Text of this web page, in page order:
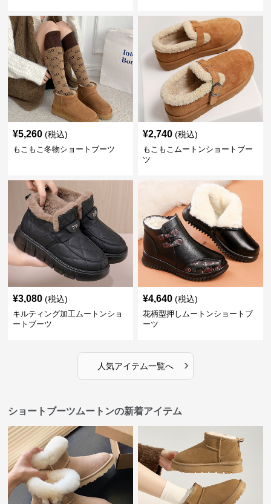
¥5,260 (税込)
もこもこ冬物ショートブーツ
¥2,740 (税込)
もこもこムートンショートブー
ツ
¥3,080 (税込)
キルティング加工ムートンショ
ートブーツ
¥4,640 (税込)
花柄型押しムートンショートブ
ーツ
人気アイテム一覧へ ›
ショートブーツムートンの新着アイテム